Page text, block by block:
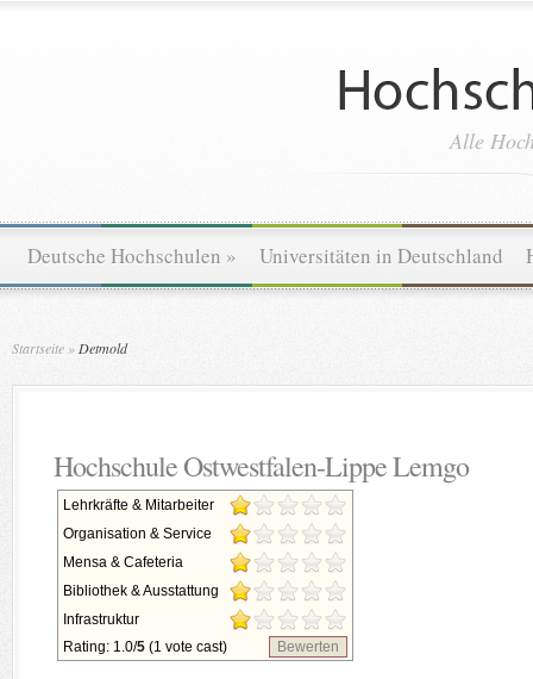
Alle
Deutsche Hochschulen » Universitäten in Deutschland
Startseite » Detmold
Hochschule Ostwestfalen-Lippe Lemgo
Lehrkräfte & Mitarbeiter
Organisation & Service
Mensa & Cafeteria
Bibliothek & Ausstattung
Infrastruktur
Rating: 1.0/5 (1 vote cast) Bewerten